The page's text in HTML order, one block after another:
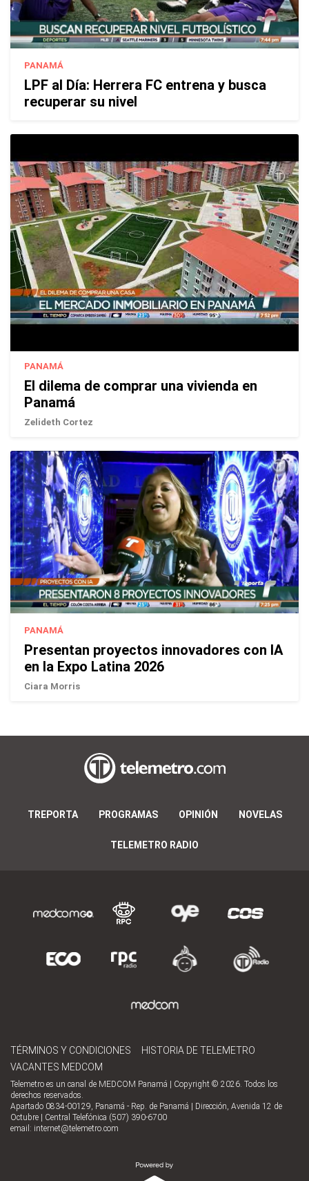
PANAMÁ
LPF al Día: Herrera FC entrena y busca
recuperar su nivel
PANAMÁ
El dilema de comprar una vivienda en
Panamá
Zelideth Cortez
PANAMÁ
Presentan proyectos innovadores con IA
en la Expo Latina 2026
Ciara Morris
TREPORTA PROGRAMAS OPINIÓN NOVELAS
TELEMETRO RADIO
TÉRMINOS Y CONDICIONES
HISTORIA DE TELEMETRO
VACANTES MEDCOM
Telemetro es un canal de MEDCOM Panamá | Copyright © 2026. Todos los
derechos reservados.
Apartado 0834-00129, Panamá - Rep. de Panamá | Dirección, Avenida 12 de
Octubre | Central Telefónica (507) 390-6700
email: internet@telemetro.com